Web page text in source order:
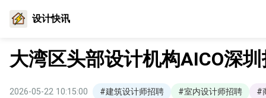
设计快讯
大湾区头部设计机构AICO深
2026-05-22 10:15:00 #建筑设计师招聘 #室内设计师招聘 #